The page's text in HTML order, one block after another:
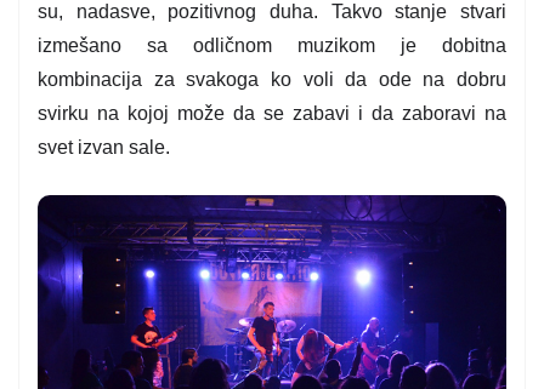
su, nadasve, pozitivnog duha. Takvo stanje stvari
izmešano sa odličnom muzikom je dobitna
kombinacija za svakoga ko voli da ode na dobru
svirku na kojoj može da se zabavi i da zaboravi na
svet izvan sale.